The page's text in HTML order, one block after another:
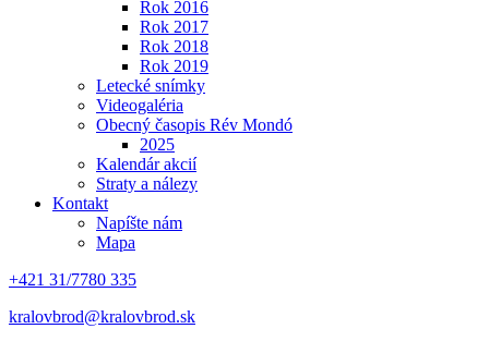
Rok 2016
Rok 2017
Rok 2018
Rok 2019
Letecké snímky
Videogaléria
Obecný časopis Rév Mondó
2025
Kalendár akcií
Straty a nálezy
Kontakt
Napíšte nám
Mapa
+421 31/7780 335
kralovbrod@kralovbrod.sk